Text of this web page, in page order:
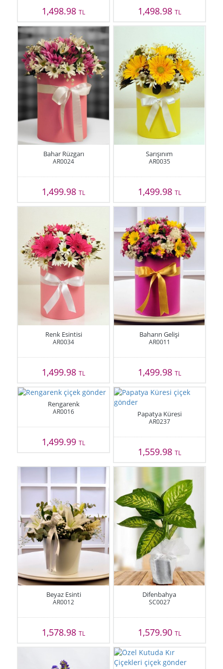
1,498.98TL 1,498.98 TL
Bahar Rüzgarı
AR0024
1,499.98TL
Sarışınım
AR0035
1,499.98 TL
Renk Esintisi
AR0034
1,499.98TL
Baharın Gelişi
AR0011
1,499.98 TL
Rengarenk
AR0016
1,499.99TL
Papatya Küresi
AR0237
1,559.98 TL
Beyaz Esinti
AR0012
1,578.98TL
Difenbahya
SC0027
1,579.90 TL